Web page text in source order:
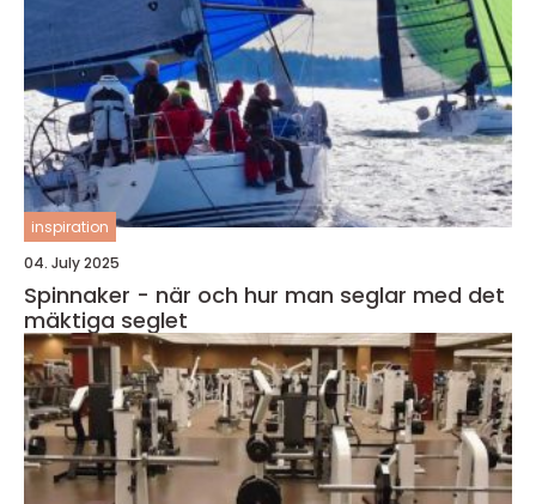
inspiration
04. July 2025
Spinnaker - när och hur man seglar med det
mäktiga seglet